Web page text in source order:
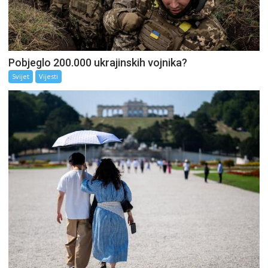
Pobjeglo 200.000 ukrajinskih vojnika?
Svijet Vijesti